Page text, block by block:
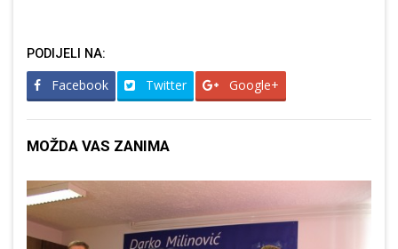
PODIJELI NA:
Facebook Twitter Google+
MOŽDA VAS ZANIMA